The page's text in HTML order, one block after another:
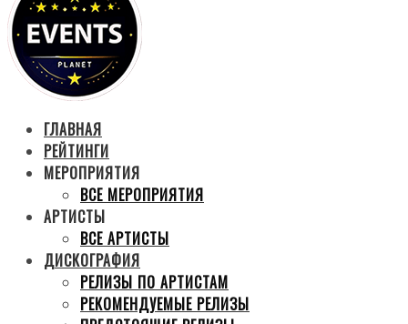
ГЛАВНАЯ
РЕЙТИНГИ
МЕРОПРИЯТИЯ
ВСЕ МЕРОПРИЯТИЯ
АРТИСТЫ
ВСЕ АРТИСТЫ
ДИСКОГРАФИЯ
РЕЛИЗЫ ПО АРТИСТАМ
РЕКОМЕНДУЕМЫЕ РЕЛИЗЫ